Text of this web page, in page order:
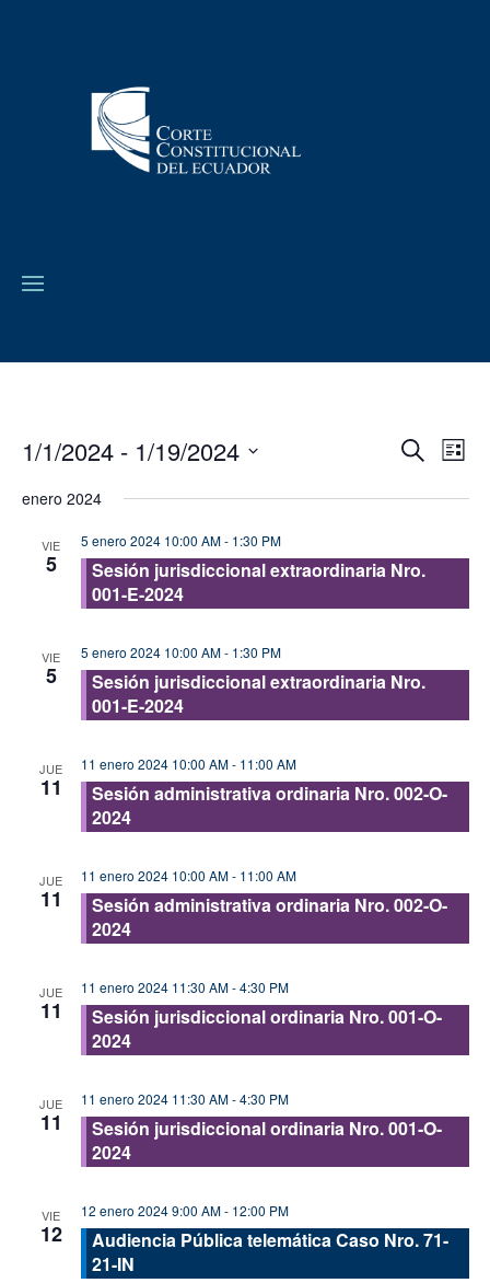
vistas
de
Buscar
Lista
1/1/2024 - 1/19/2024
fecha.
enero 2024
VIE
5
5 enero 2024 10:00 AM- 1:30 PM
Sesión jurisdiccional extraordinaria Nro.
001-E-2024
VIE
5
5 enero 2024 10:00 AM- 1:30 PM
Sesión jurisdiccional extraordinaria Nro.
001-E-2024
JUE
11
11 enero 2024 10:00 AM- 11:00 AM
Sesión administrativa ordinaria Nro. 002-O-
2024
JUE
11
11 enero 2024 10:00 AM- 11:00 AM
Sesión administrativa ordinaria Nro. 002-O-
2024
JUE
11
11 enero 2024 11:30 AM-4:30 PM
Sesión jurisdiccional ordinaria Nro. 001-O-
2024
JUE
11
11 enero 2024 11:30 AM-4:30 PM
Sesión jurisdiccional ordinaria Nro. 001-O-
2024
VIE
12
12 enero 2024 9:00 AM- 12:00 PM
Audiencia Pública telemática Caso Nro. 71-
21-IN